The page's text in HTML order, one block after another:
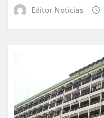
Editor Noticias